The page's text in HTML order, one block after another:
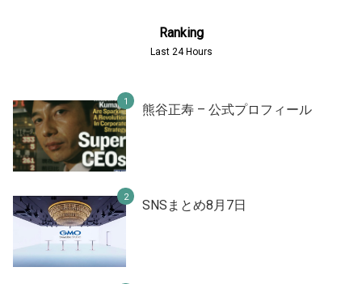
Ranking
Last 24 Hours
熊谷正寿 – 公式プロフィール
SNSまとめ8月7日